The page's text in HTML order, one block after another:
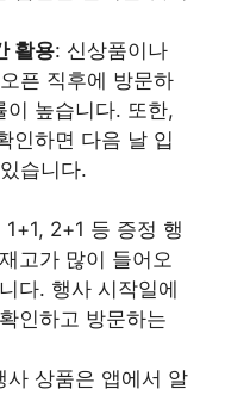
활용: 신상품이나
픈 직후에 방문하
이 높습니다. 또한,
인하면 다음 날 입
습니다.
1+1, 2+1 등 증정 행
고가 많이 들어오
다. 행사 시작일에
인하고 방문하는
사 상품은 앱에서 알